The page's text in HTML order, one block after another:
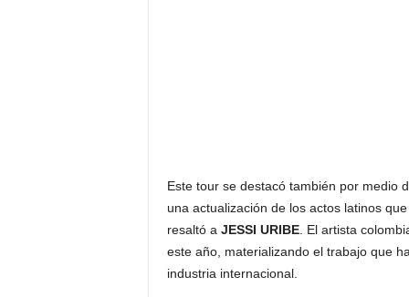
Este tour se destacó también por medio
una actualización de los actos latinos
resaltó a JESSI URIBE. El artista
este año, materializando el trabajo que
industria internacional.